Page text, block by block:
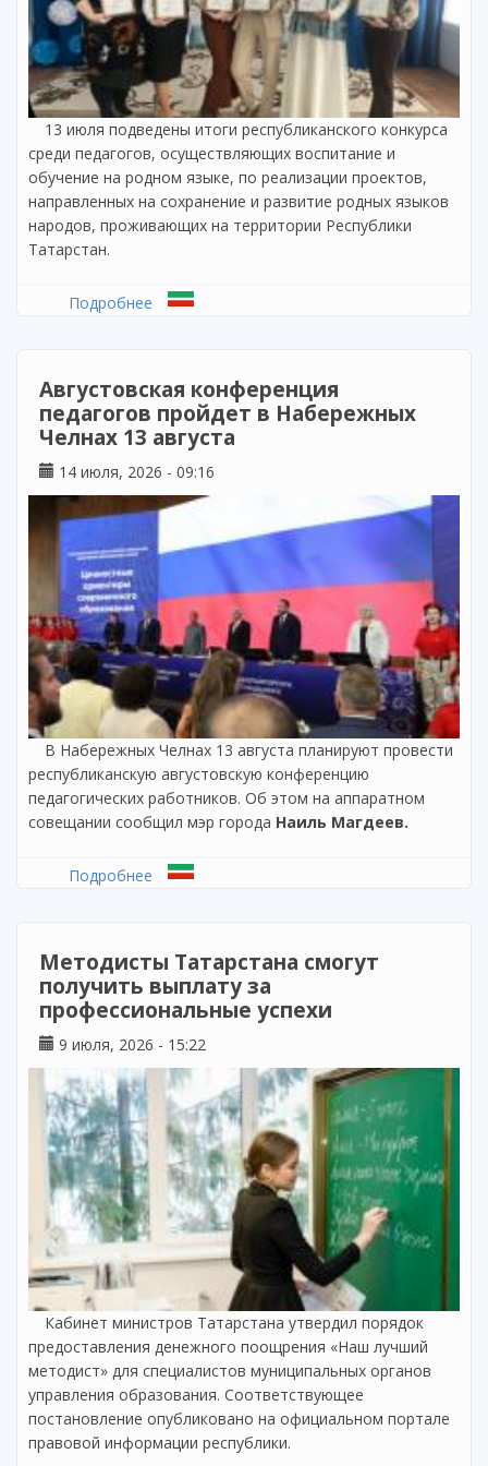
13 июля подведены итоги республиканского конкурса
среди педагогов, осуществляющих воспитание и
обучение на родном языке, по реализации проектов,
направленных на сохранение и развитие родных языков
народов, проживающих на территории Республики
Татарстан.
Подробнее о Подведены итоги республиканского
Августовская конференция
педагогов пройдет в Набережных
Челнах 13 августа
14 июля, 2026 - 09:16
В Набережных Челнах 13 августа планируют провести
республиканскую августовскую конференцию
педагогических работников. Об этом на аппаратном
совещании сообщил мэр города Наиль Магдеев.
Подробнее о Августовская конференция педагогов
Методисты Татарстана смогут
получить выплату за
профессиональные успехи
9 июля, 2026 - 15:22
Кабинет министров Татарстана утвердил порядок
предоставления денежного поощрения «Наш лучший
методист» для специалистов муниципальных органов
управления образования. Соответствующее
постановление опубликовано на официальном портале
правовой информации республики.